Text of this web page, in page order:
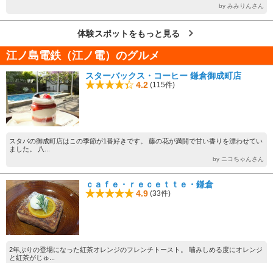
by みみりんさん
体験スポットをもっと見る
江ノ島電鉄（江ノ電）のグルメ
スターバックス・コーヒー 鎌倉御成町店
4.2 (115件)
スタバの御成町店はこの季節が1番好きです。 藤の花が満開で甘い香りを漂わせてい
ました。 八...
by ニコちゃんさん
ｃａｆｅ・ｒｅｃｅｔｔｅ・鎌倉
4.9 (33件)
2年ぶりの登場になった紅茶オレンジのフレンチトースト。 噛みしめる度にオレンジ
と紅茶がじゅ...